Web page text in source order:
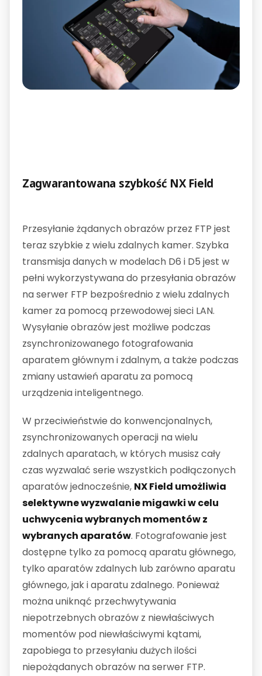
Zagwarantowana szybkość NX Field
Przesyłanie żądanych obrazów przez FTP jest
teraz szybkie z wielu zdalnych kamer. Szybka
transmisja danych w modelach D6 i D5 jest w
pełni wykorzystywana do przesyłania obrazów
na serwer FTP bezpośrednio z wielu zdalnych
kamer za pomocą przewodowej sieci LAN.
Wysyłanie obrazów jest możliwe podczas
zsynchronizowanego fotografowania
aparatem głównym i zdalnym, a także podczas
zmiany ustawień aparatu za pomocą
urządzenia inteligentnego.
W przeciwieństwie do konwencjonalnych,
zsynchronizowanych operacji na wielu
zdalnych aparatach, w których musisz cały
czas wyzwalać serie wszystkich podłączonych
aparatów jednocześnie, NX Field umożliwia
selektywne wyzwalanie migawki w celu
uchwycenia wybranych momentów z
wybranych aparatów. Fotografowanie jest
dostępne tylko za pomocą aparatu głównego,
tylko aparatów zdalnych lub zarówno aparatu
głównego, jak i aparatu zdalnego. Ponieważ
można uniknąć przechwytywania
niepotrzebnych obrazów z niewłaściwych
momentów pod niewłaściwymi kątami,
zapobiega to przesyłaniu dużych ilości
niepożądanych obrazów na serwer FTP.